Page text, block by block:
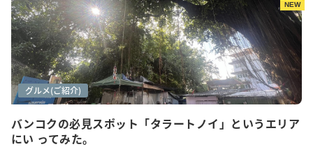
NEW
バンコクの必見スポット「タラートノイ」というエリア
にい ってみた。
アートシーン
カフェ巡り
グルメ(ご紹介)